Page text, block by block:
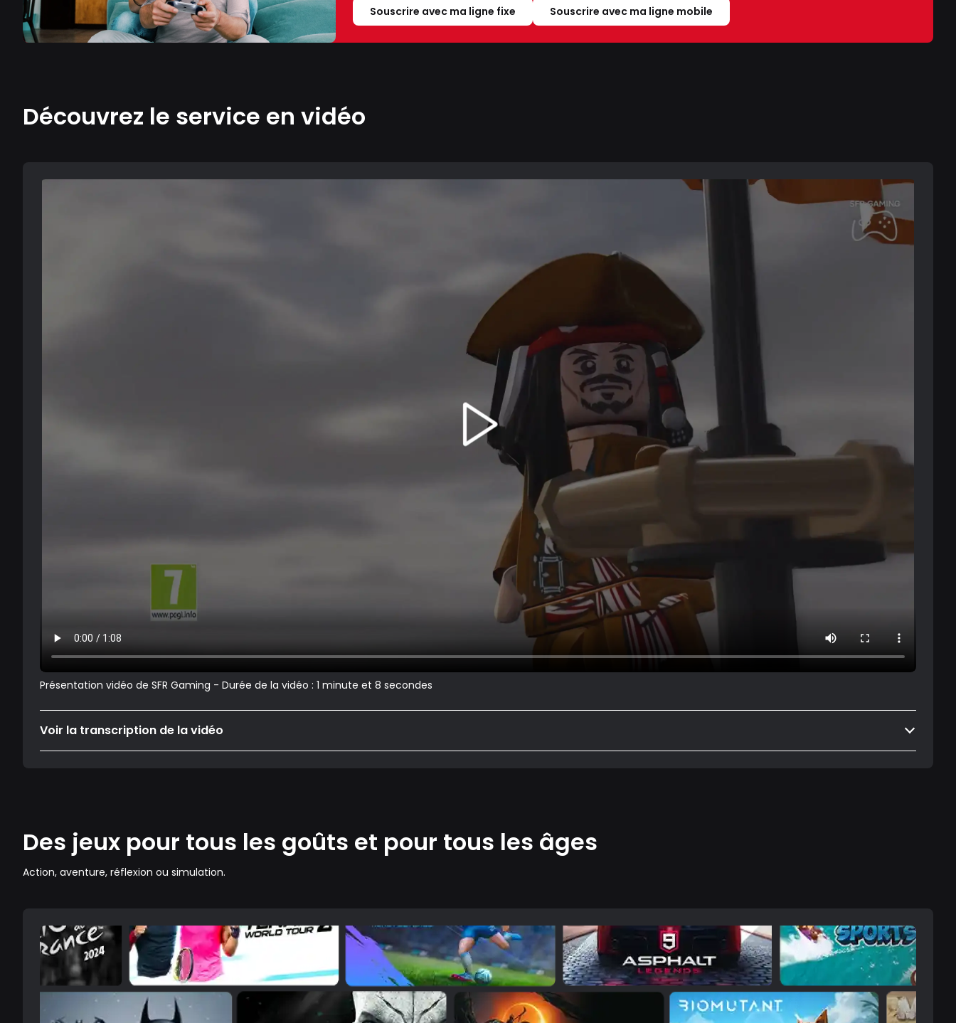
Souscrire avec ma ligne fixe Souscrire avec ma ligne mobile
Découvrez le service en vidéo
Présentation vidéo de SFR Gaming - Durée de la vidéo : 1 minute et 8 secondes
Voir la transcription de la vidéo
Des jeux pour tous les goûts et pour tous les âges
Action, aventure, réflexion ou simulation.